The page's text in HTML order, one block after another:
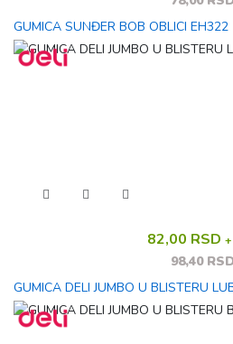
GUMICA SUNĐER BOB OBLICI EH322
82,00 RSD
98,40
GUMICA DELI JUMBO U BLISTERU